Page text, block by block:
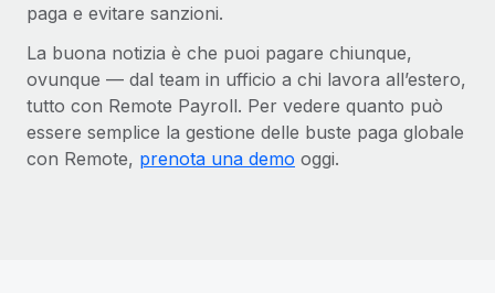
paga e evitare sanzioni.
La buona notizia è che puoi pagare chiunque,
ovunque — dal team in ufficio a chi lavora all’estero,
tutto con Remote Payroll. Per vedere quanto può
essere semplice la gestione delle buste paga globale
con Remote, prenota una demo oggi.